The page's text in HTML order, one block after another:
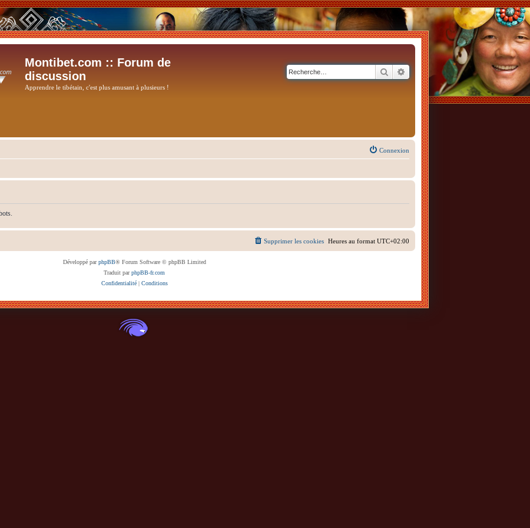
Montibet.com :: Forum de
discussion
Apprendre le tibétain, c'est plus amusant à plusieurs !
RechercherRecherche avancée
Connexion
Heures au format UTC+02:00
Supprimer les cookies
Développé parphpBB® Forum Software © phpBB Limited
Traduit parphpBB-fr.com
Confidentialité| Conditions